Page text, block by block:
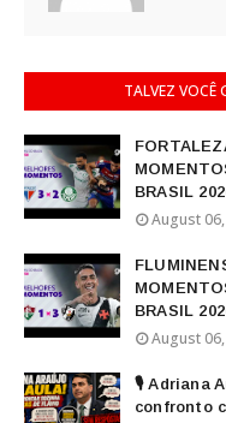
TALVEZ VOCÊ
BRASIL
August
BRASIL
August
🎙️ Adriana
confronto